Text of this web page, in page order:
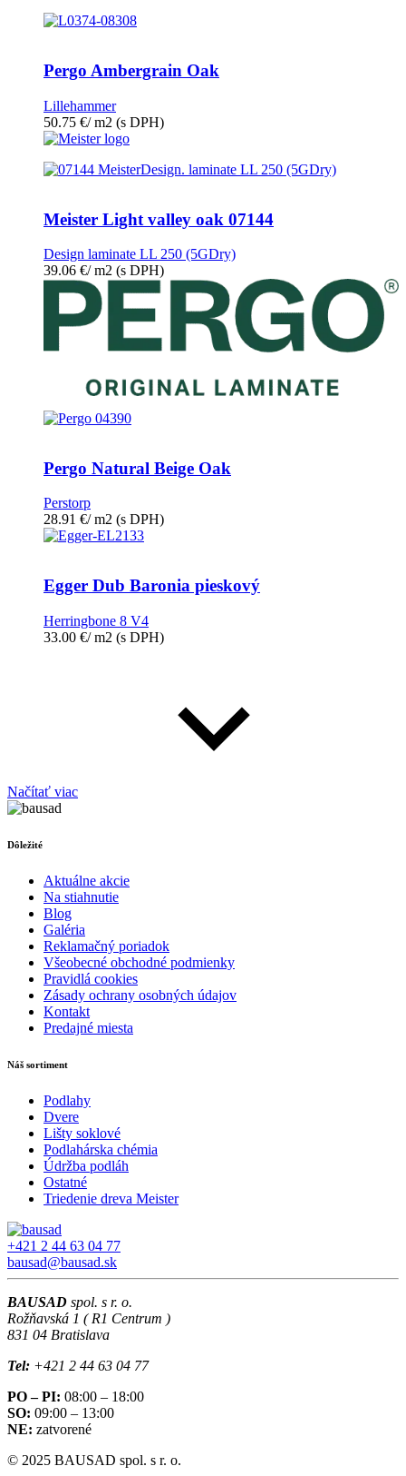
Pergo Ambergrain Oak
Lillehammer
50.75 €/ m2 (s DPH)
Meister Light valley oak 07144
Design laminate LL 250 (5GDry)
39.06 €/ m2 (s DPH)
Pergo Natural Beige Oak
Perstorp
28.91 €/ m2 (s DPH)
Egger Dub Baronia pieskový
Herringbone 8 V4
33.00 €/ m2 (s DPH)
Načítať viac
Dôležité
Aktuálne akcie
Na stiahnutie
Blog
Galéria
Reklamačný poriadok
Všeobecné obchodné podmienky
Pravidlá cookies
Zásady ochrany osobných údajov
Kontakt
Predajné miesta
Náš sortiment
Podlahy
Dvere
Lišty soklové
Podlahárska chémia
Údržba podláh
Ostatné
Triedenie dreva Meister
+421 2 44 63 04 77
bausad@bausad.sk
BAUSAD spol. s r. o.
Rožňavská 1 ( R1 Centrum )
831 04 Bratislava
Tel: +421 2 44 63 04 77
PO – PI: 08:00 – 18:00
SO: 09:00 – 13:00
NE: zatvorené
© 2025 BAUSAD spol. s r. o.